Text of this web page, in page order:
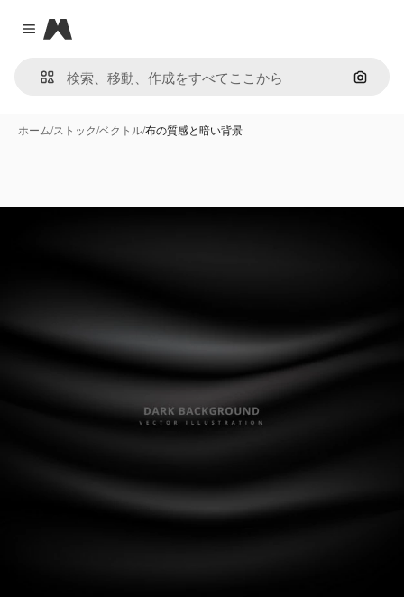
Close menu
Magnific
画像で
ホーム/ストック/ベクトル/布の質感と暗い背景